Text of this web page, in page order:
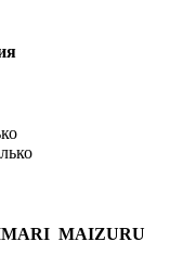
IMARI MAIZURU